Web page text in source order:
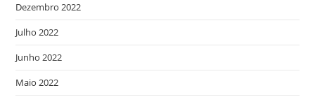
Dezembro 2022
Julho 2022
Junho 2022
Maio 2022